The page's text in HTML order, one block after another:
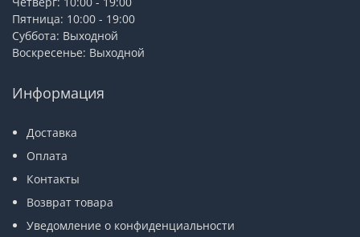
Пятница: 10:00 - 19:00
Суббота: Выходной
Воскресенье: Выходной
Информация
Доставка
Оплата
Контакты
Возврат товара
Уведомление о конфиденциальности